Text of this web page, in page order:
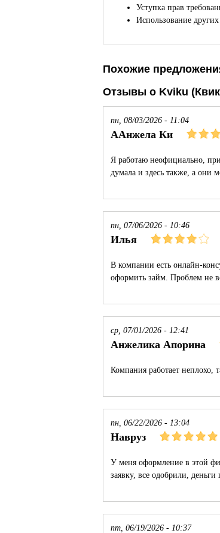
Уступка прав
Использование
Похожие
Отзывы о Kviku
пн, 08/03/2026 - 11:04
ААнжела Ки
Я работаю неофициально,
думала и здесь также, а они
пн, 07/06/2026 - 10:46
Илья
В компании есть онлайн-
оформить займ. Проблем не
ср, 07/01/2026 - 12:41
Анжелика Апорина
Компания работает неплохо,
пн, 06/22/2026 - 13:04
Навруз
У меня оформление в этой
заявку, все одобрили,
пт, 06/19/2026 - 10:37